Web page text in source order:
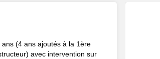
(4 ans ajoutés à la 1ère
avec intervention sur